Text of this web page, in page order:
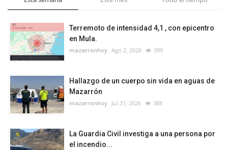
Terremoto de intensidad 4,1 , con epicentro
en Mula.
mazarronhoy Ago 2, 2026 399
Hallazgo de un cuerpo sin vida en aguas de
Mazarrón
mazarronhoy Jul 31, 2026 388
La Guardia Civil investiga a una persona por
el incendio...